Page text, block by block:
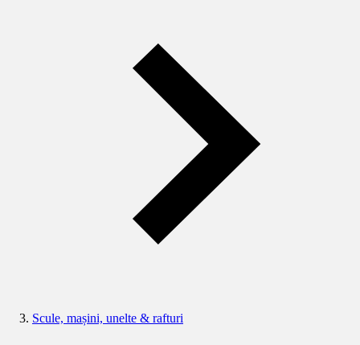
Scule, mașini, unelte & rafturi